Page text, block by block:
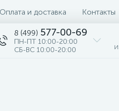
Оплата и доставка Контакты
8 (499) 577-00-69
ПН-ПТ 10:00-20:00
СБ-ВС 10:00-20:00